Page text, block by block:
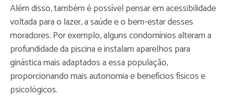
Além disso, também é possível pensar em acessibilidade
voltada para o lazer, a saúde e o bem-estar desses
moradores. Por exemplo, alguns condomínios alteram a
profundidade da piscina e instalam aparelhos para
ginástica mais adaptados a essa população,
proporcionando mais autonomia e benefícios físicos e
psicológicos.